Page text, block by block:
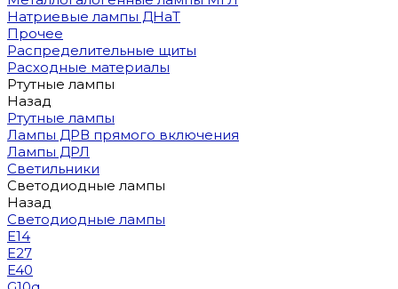
Натриевые лампы ДНаТ
Прочее
Распределительные щиты
Расходные материалы
Ртутные лампы
Назад
Ртутные лампы
Лампы ДРВ прямого включения
Лампы ДРЛ
Светильники
Светодиодные лампы
Назад
Светодиодные лампы
E14
E27
E40